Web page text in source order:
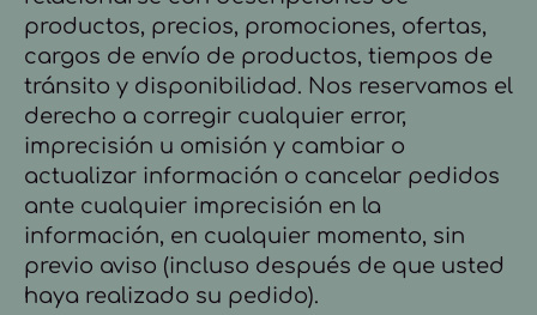
productos, precios, promociones, ofertas,
cargos de envío de productos, tiempos de
tránsito y disponibilidad. Nos reservamos el
derecho a corregir cualquier error,
imprecisión u omisión y cambiar o
actualizar información o cancelar pedidos
ante cualquier imprecisión en la
información, en cualquier momento, sin
previo aviso (incluso después de que usted
haya realizado su pedido).